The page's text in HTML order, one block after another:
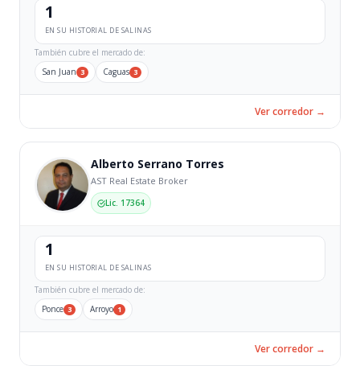
1
EN SU HISTORIAL DE SALINAS
También cubre el mercado de:
San Juan 3 Caguas 3
Ver corredor →
Alberto Serrano Torres
AST Real Estate Broker
Lic. 17364
1
EN SU HISTORIAL DE SALINAS
También cubre el mercado de:
Ponce 3 Arroyo 1
Ver corredor →